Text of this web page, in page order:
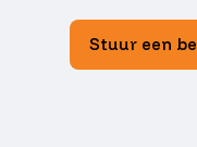
Stuur een